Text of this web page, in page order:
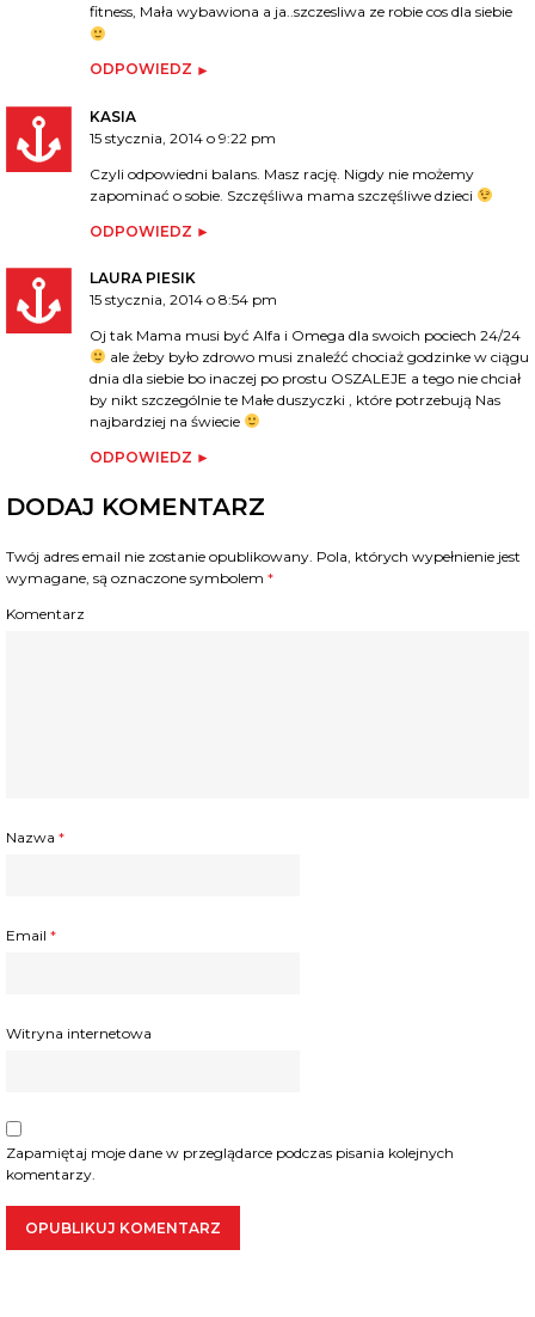
fitness, Mała wybawiona a ja..szczesliwa ze robie cos dla siebie
ODPOWIEDZ
KASIA
15 stycznia, 2014 o 9:22 pm
Czyli odpowiedni balans. Masz rację. Nigdy nie możemy
zapominać o sobie. Szczęśliwa mama szczęśliwe dzieci
ODPOWIEDZ
LAURA PIESIK
15 stycznia, 2014 o 8:54 pm
Oj tak Mama musi być Alfa i Omega dla swoich pociech 24/24
ale żeby było zdrowo musi znaleźć chociaż godzinke w ciągu
dnia dla siebie bo inaczej po prostu OSZALEJE a tego nie chciał
by nikt szczególnie te Małe duszyczki , które potrzebują Nas
najbardziej na świecie
ODPOWIEDZ
DODAJ KOMENTARZ
Twój adres email nie zostanie opublikowany. Pola, których wypełnienie jest
wymagane, są oznaczone symbolem *
Komentarz
Nazwa *
Email *
Witryna internetowa
Zapamiętaj moje dane w przeglądarce podczas pisania kolejnych
komentarzy.